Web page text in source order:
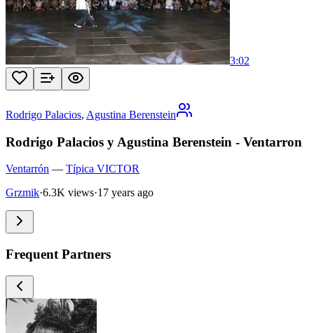
3:02
Rodrigo Palacios, Agustina Berenstein
Rodrigo Palacios y Agustina Berenstein - Ventarron
Ventarrón — Típica VICTOR
Grzmik·6.3K views·17 years ago
Frequent Partners